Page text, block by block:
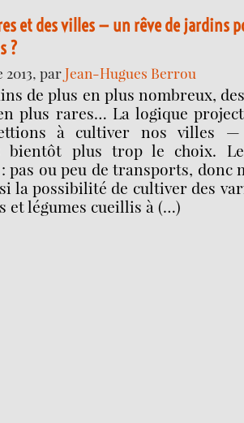
et des villes — un rêve de jardins
?
2013, parJean-Hugues Berrou
de plus en plus nombreux,
plus rares… La logique
à cultiver nos villes —
bientôt plus trop le choix.
pas ou peu de transports, donc
la possibilité de cultiver des
et légumes cueillis à (…)